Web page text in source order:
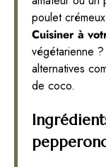
poulet
Cuisiner à
végétarienne
alternatives
de coco.